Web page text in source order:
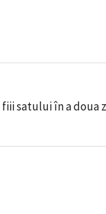
satului în a doua